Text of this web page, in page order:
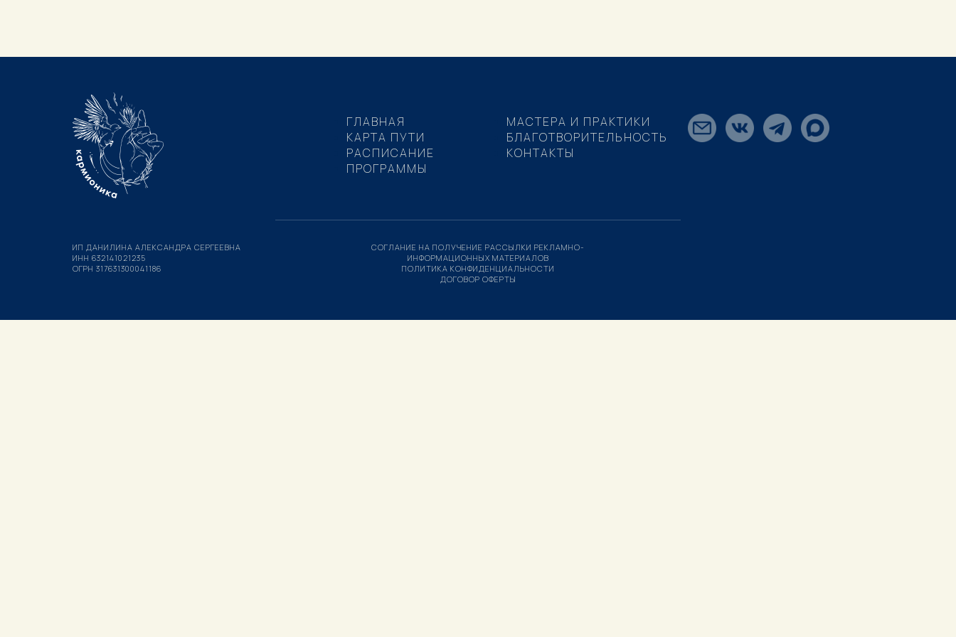
ГЛАВНАЯ
КАРТА ПУТИ
РАСПИСАНИЕ
ПРОГРАММЫ
МАСТЕРА И ПРАКТИКИ
БЛАГОТВОРИТЕЛЬНОСТЬ
КОНТАКТЫ
ИП ДАНИЛИНА АЛЕКСАНДРА СЕРГЕЕВНА
ИНН 632141021235
ОГРН 317631300041186
СОГЛАНИЕ НА ПОЛУЧЕНИЕ РАССЫЛКИ РЕКЛАМНО-
ИНФОРМАЦИОННЫХ МАТЕРИАЛОВ
ПОЛИТИКА КОНФИДЕНЦИАЛЬНОСТИ
ДОГОВОР ОФЕРТЫ